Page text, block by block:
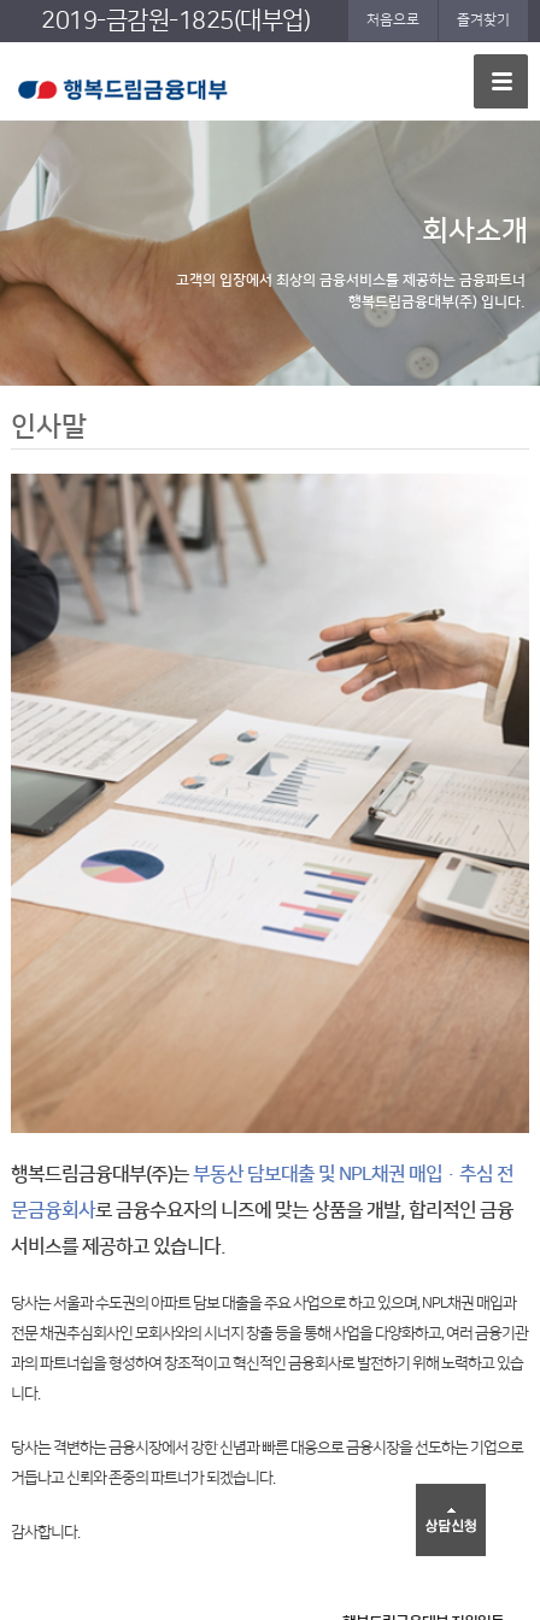
2019-금감원-1825(대부업) 처음으로 즐겨찾기
회사소개
고객의 입장에서 최상의 금융서비스를 제공하는 금융파트너
행복드림금융대부(주) 입니다.
인사말
행복드림금융대부(주)는부동산 담보대출 및 NPL채권 매입·추심 전
문금융회사로금융수요자의 니즈에 맞는 상품을 개발,합리적인 금융
서비스를 제공하고 있습니다.
당사는 서울과 수도권의 아파트 담보 대출을 주요 사업으로 하고 있으며, NPL채권 매입과
전문 채권추심회사인 모회사와의 시너지 창출 등을 통해 사업을 다양화하고, 여러 금융기관
과의 파트너쉽을 형성하여 창조적이고 혁신적인 금융회사로 발전하기 위해 노력하고 있습
니다.
당사는 격변하는 금융시장에서 강한 신념과 빠른 대응으로 금융시장을 선도하는 기업으로
거듭나고 신뢰와 존중의 파트너가되겠습니다.
감사합니다.